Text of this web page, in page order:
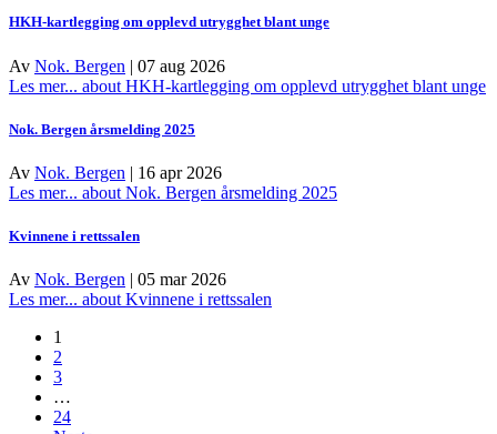
HKH-kartlegging om opplevd utrygghet blant unge
Av Nok. Bergen | 07 aug 2026
Les mer... about HKH-kartlegging om opplevd utrygghet blant unge
Nok. Bergen årsmelding 2025
Av Nok. Bergen | 16 apr 2026
Les mer... about Nok. Bergen årsmelding 2025
Kvinnene i rettssalen
Av Nok. Bergen | 05 mar 2026
Les mer... about Kvinnene i rettssalen
1
2
3
…
24